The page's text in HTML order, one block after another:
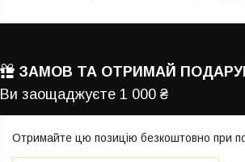
ЗАМОВ ТА ОТРИМАЙ
Ви заощаджуєте 1 000 ₴
Отримайте цю позицію безкоштовно при